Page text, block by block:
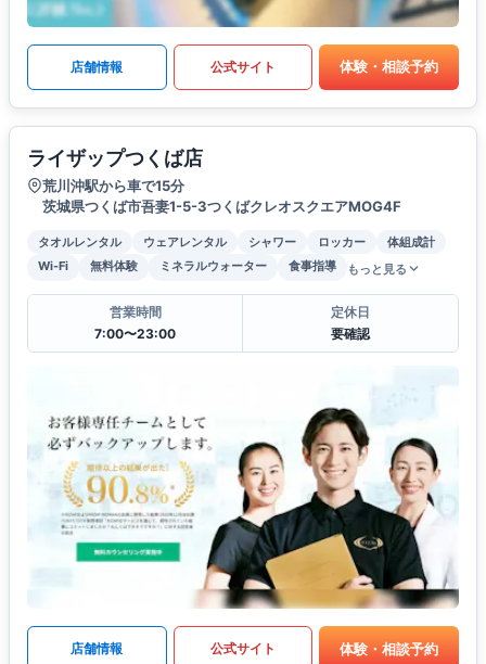
店舗情報 公式サイト 体験・相談予約
ライザップつくば店
荒川沖駅から車で15分
茨城県つくば市吾妻1-5-3つくばクレオスクエアMOG4F
タオルレンタル ウェアレンタル シャワー ロッカー
体組成計
Wi-Fi
無料体験 ミネラルウォーター 食事指導 もっと見る
営業時間
7:00〜23:00
定休日
要確認
店舗情報 公式サイト 体験・相談予約